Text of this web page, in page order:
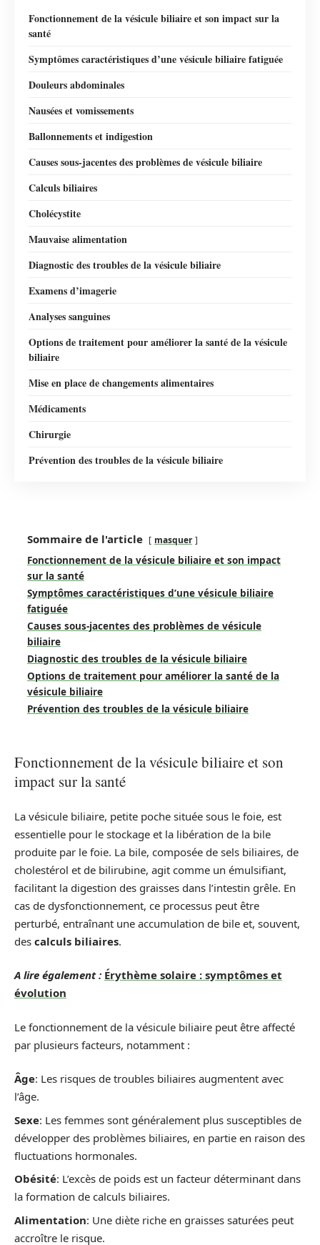
Fonctionnement de la vésicule biliaire et son impact sur la
santé
Symptômes caractéristiques d’une vésicule biliaire fatiguée
Douleurs abdominales
Nausées et vomissements
Ballonnements et indigestion
Causes sous-jacentes des problèmes de vésicule biliaire
Calculs biliaires
Cholécystite
Mauvaise alimentation
Diagnostic des troubles de la vésicule biliaire
Examens d’imagerie
Analyses sanguines
Options de traitement pour améliorer la santé de la vésicule
biliaire
Mise en place de changements alimentaires
Médicaments
Chirurgie
Prévention des troubles de la vésicule biliaire
Sommaire de l'article masquer
Fonctionnement de la vésicule biliaire et son impact
sur la santé
Symptômes caractéristiques d’une vésicule biliaire
fatiguée
Causes sous-jacentes des problèmes de vésicule
biliaire
Diagnostic des troubles de la vésicule biliaire
Options de traitement pour améliorer la santé de la
vésicule biliaire
Prévention des troubles de la vésicule biliaire
Fonctionnement de la vésicule biliaire et son
impact sur la santé
La vésicule biliaire, petite poche située sous le foie, est
essentielle pour le stockage et la libération de la bile
produite par le foie. La bile, composée de sels biliaires, de
cholestérol et de bilirubine, agit comme un émulsifiant,
facilitant la digestion des graisses dans l’intestin grêle. En
cas de dysfonctionnement, ce processus peut être
perturbé, entraînant une accumulation de bile et, souvent,
des calculs biliaires.
A lire également : Érythème solaire : symptômes et
évolution
Le fonctionnement de la vésicule biliaire peut être affecté
par plusieurs facteurs, notamment :
Âge: Les risques de troubles biliaires augmentent avec
l’âge.
Sexe: Les femmes sont généralement plus susceptibles de
développer des problèmes biliaires, en partie en raison des
fluctuations hormonales.
Obésité: L’excès de poids est un facteur déterminant dans
la formation de calculs biliaires.
Alimentation: Une diète riche en graisses saturées peut
accroître le risque.